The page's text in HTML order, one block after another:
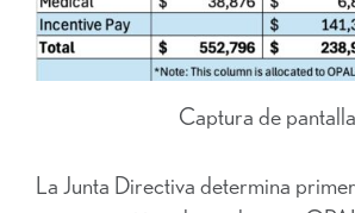
Captura de pantalla
La Junta Directiva determina